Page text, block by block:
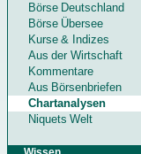
Börse Deutschland
Börse Übersee
Kurse & Indizes
Aus der Wirtschaft
Kommentare
Aus Börsenbriefen
Chartanalysen
Niquets Welt